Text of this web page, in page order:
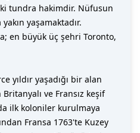
tundra hakimdir. Nüfusun
yaşamaktadır.
en büyük üç şehri Toronto,
yıldır yaşadığı bir alan
ve Fransız keşif
ilk koloniler kurulmaya
Fransa 1763'te Kuzey